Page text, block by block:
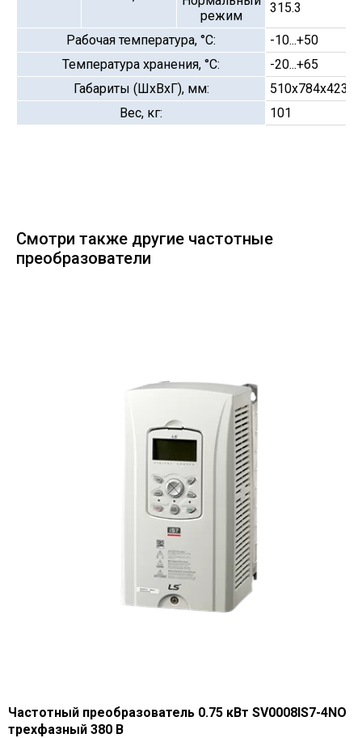
режим
315.3
Рабочая температура, °С:
-10...+50
Температура хранения, °С:
-20...+65
Габариты (ШхВхГ), мм:
510х784х423
Вес, кг:
101
Смотри также другие частотные
преобразователи
Частотный преобразователь 0.75 кВт SV0008IS7-4NO
трехфазный 380 В